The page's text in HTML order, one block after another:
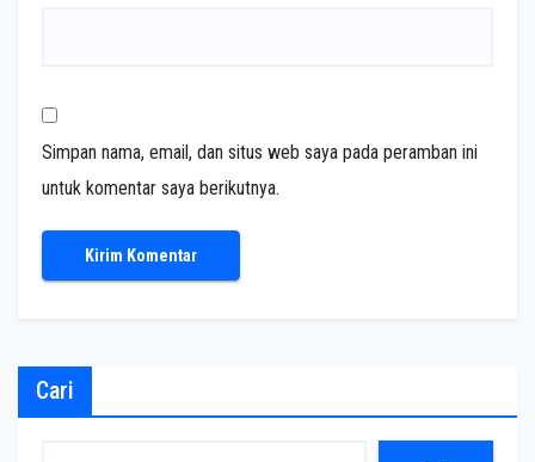
Simpan nama, email, dan situs web saya pada peramban ini
untuk komentar saya berikutnya.
Cari